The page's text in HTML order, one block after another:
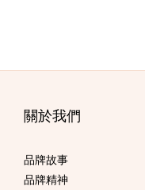
關於我們
品牌故事
品牌精神